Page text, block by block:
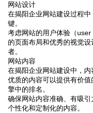
网站设计
在揭阳企业网站建设过程
键。
考虑网站的用户体验（
的页面布局和优秀的视觉
者。
网站内容
在揭阳企业网站建设中，内
优质的内容可以提供有价值
擎中的排名。
确保网站内容准确、有吸
个性化和定制化的内容。